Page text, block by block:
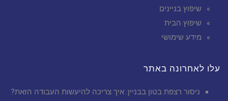
שיפוץ בניינים
שיפוץ הבית
מידע שימושי
עלו לאחרונה באתר
ניסור רצפת בטון בבניין: איך צריכה להיעשות העבודה הזאת?